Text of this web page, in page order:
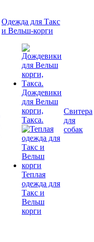
Одежда для Такс
и Вельш-корги
Дождевики
для Вельш
корги,
Такса.
Теплая
одежда для
Такс и
Вельш
корги
Свитера
для
собак